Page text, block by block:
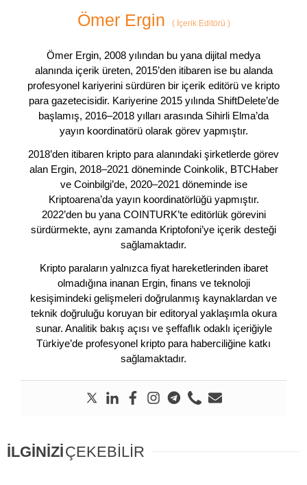
Ömer Ergin (İçerik Editörü )
Ömer Ergin, 2008 yılından bu yana dijital medya
alanında içerik üreten, 2015’den itibaren ise bu alanda
profesyonel kariyerini sürdüren bir içerik editörü ve kripto
para gazetecisidir. Kariyerine 2015 yılında ShiftDelete’de
başlamış, 2016–2018 yılları arasında Sihirli Elma’da
yayın koordinatörü olarak görev yapmıştır.
2018’den itibaren kripto para alanındaki şirketlerde görev
alan Ergin, 2018–2021 döneminde Coinkolik, BTCHaber
ve Coinbilgi’de, 2020–2021 döneminde ise
Kriptoarena’da yayın koordinatörlüğü yapmıştır.
2022’den bu yana COINTURK’te editörlük görevini
sürdürmekte, aynı zamanda Kriptofoni’ye içerik desteği
sağlamaktadır.
Kripto paraların yalnızca fiyat hareketlerinden ibaret
olmadığına inanan Ergin, finans ve teknoloji
kesişimindeki gelişmeleri doğrulanmış kaynaklardan ve
teknik doğruluğu koruyan bir editoryal yaklaşımla okura
sunar. Analitik bakış açısı ve şeffaflık odaklı içeriğiyle
Türkiye’de profesyonel kripto para haberciliğine katkı
sağlamaktadır.
İLGİNİZİÇEKEBİLİR